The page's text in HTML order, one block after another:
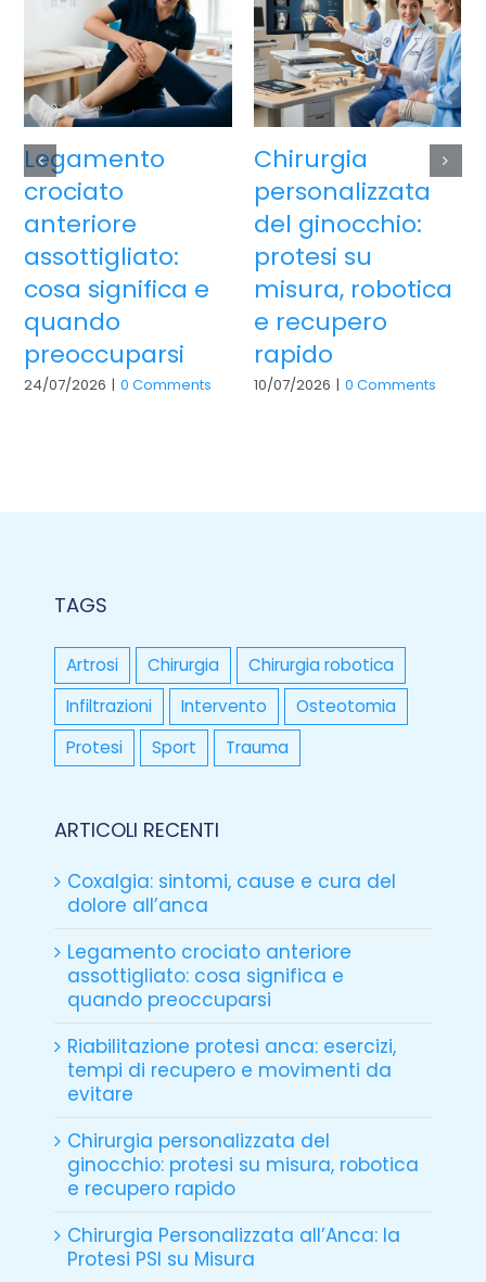
Legamento
crociato
anteriore
assottigliato:
cosa significa e
quando
preoccuparsi
24/07/2026 | 0 Comments
Chirurgia
personalizzata
del ginocchio:
protesi su
misura, robotica
e recupero
rapido
10/07/2026 | 0 Comments
TAGS
Artrosi Chirurgia
Chirurgia robotica
Infiltrazioni
Intervento
Osteotomia
Protesi
Sport Trauma
ARTICOLI RECENTI
Coxalgia: sintomi, cause e cura del
dolore all’anca
Legamento crociato anteriore
assottigliato: cosa significa e
quando preoccuparsi
Riabilitazione protesi anca: esercizi,
tempi di recupero e movimenti da
evitare
Chirurgia personalizzata del
ginocchio: protesi su misura, robotica
e recupero rapido
Chirurgia Personalizzata all’Anca: la
Protesi PSI su Misura